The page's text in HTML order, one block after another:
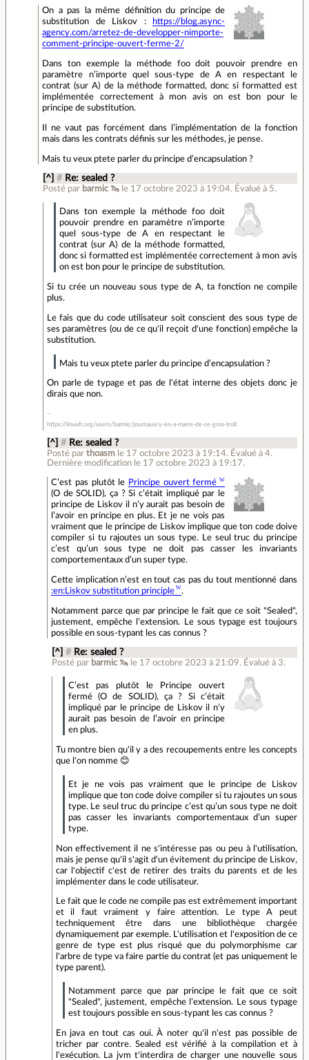
On a pas la même définition du principe de
substitution de Liskov :
https://blog.async-
agency.com/arretez-de-developper-nimporte-
comment-principe-ouvert-ferme-2/
Dans ton exemple la méthode foo doit pouvoir prendre en
paramètre n’importe quel sous-type de A en respectant le
contrat (sur A) de la méthode formatted, donc si formatted est
implémentée correctement à mon avis on est bon pour le
principe de substitution.
Il ne vaut pas forcément dans l’implémentation de la fonction
mais dans les contrats définis sur les méthodes, je pense.
Mais tu veux ptete parler du principe d’encapsulation ?
[^] # Re: sealed ?
Posté par barmic 🦦 le 17 octobre 2023 à 19:04. Évalué à 5.
Dans ton exemple la méthode foo doit
pouvoir prendre en paramètre n’importe
quel sous-type de A en respectant le
contrat (sur A) de la méthode formatted,
donc si formatted est implémentée correctement à mon avis
on est bon pour le principe de substitution.
Si tu crée un nouveau sous type de A, ta fonction ne compile
plus.
Le fais que du code utilisateur soit conscient des sous type de
ses paramètres (ou de ce qu'il reçoit d'une fonction) empêche la
substitution.
Mais tu veux ptete parler du principe d’encapsulation ?
On parle de typage et pas de l'état interne des objets donc je
dirais que non.
https://linuxfr.org/users/barmic/journaux/y-en-a-marre-de-ce-gros-troll
[^] # Re: sealed ?
Posté parthoasm le 17 octobre 2023 à 19:14. Évalué à4.
Dernière modification le 17 octobre 2023 à 19:17.
C’est pas plutôt le Principe ouvert fermé
(O de SOLID), ça ? Si c’était impliqué par le
principe de Liskov il n’y aurait pas besoin de
l’avoir en principe en plus. Et je ne vois pas
vraiment que le principe de Liskov implique que ton code doive
compiler si tu rajoutes un sous type. Le seul truc du principe
c’est qu’un sous type ne doit pas casser les invariants
comportementaux d’un super type.
Cette implication n’est en tout cas pas du tout mentionné dans
:en:Liskov substitution principle
.
Notamment parce que par principe le fait que ce soit "Sealed",
justement, empêche l’extension. Le sous typage est toujours
possible en sous-typant les cas connus ?
[^] # Re: sealed ?
Posté par barmic 🦦 le 17 octobre 2023 à 21:09. Évalué à 3.
C’est pas plutôt le Principe ouvert
fermé (O de SOLID), ça ? Si c’était
impliqué par le principe de Liskov il n’y
aurait pas besoin de l’avoir en principe
en plus.
Tu montre bien qu'il y a des recoupements entre les concepts
que l'on nomme 😊
Et je ne vois pas vraiment que le principe de Liskov
implique que ton code doive compiler si tu rajoutes un sous
type. Le seul truc du principe c’est qu’un sous type ne doit
pas casser les invariants comportementaux d’un super
type.
Non effectivement il ne s'intéresse pas ou peu à l'utilisation,
mais je pense qu'il s'agit d'un évitement du principe de Liskov,
car l'objectif c'est de retirer des traits du parents et de les
implémenter dans le code utilisateur.
Le fait que le code ne compile pas est extrêmement important
et il faut vraiment y faire attention. Le type A peut
techniquement être dans une bibliothèque chargée
dynamiquement par exemple. L'utilisation et l'exposition de ce
genre de type est plus risqué que du polymorphisme car
l'arbre de type va faire partie du contrat (et pas uniquement le
type parent).
Notamment parce que par principe le fait que ce soit
"Sealed", justement, empêche l’extension. Le sous typage
est toujours possible en sous-typant les cas connus ?
En java en tout cas oui. À noter qu'il n'est pas possible de
tricher par contre. Sealed est vérifié à la compilation et à
l'exécution. La jvm t'interdira de charger une nouvelle sous